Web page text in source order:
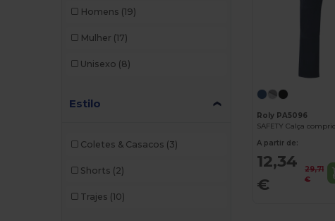
Homens (19)
Mulher (17)
Unisexo (8)
Estilo
Coletes & Casacos (3)
Shorts (2)
Trajes (10)
Roly PA5096
A partir de:
12,34
€
29,71
€